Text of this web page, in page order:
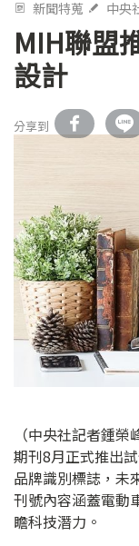
新聞特蒐 中央
MIH聯盟
設計
分享到
（中央社記者鍾
期刊8月正式推出
品牌識別標誌，未
刊號內容涵蓋電動
瞻科技潛力。